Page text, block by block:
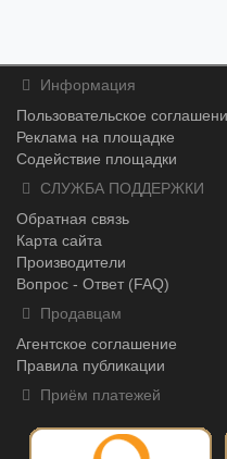
Информация
Пользовательское
Реклама на площадке
Содействие площадки
СЛУЖБА ПОДДЕРЖКИ
Обратная связь
Карта сайта
Производители
Вопрос - Ответ (FAQ)
Продавцам
Агентское соглашение
Правила публикации
Приём платежей